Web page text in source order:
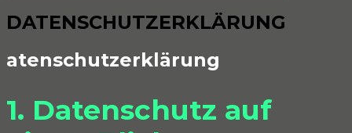
DATENSCHUTZERKLÄRUNG
atenschutz­erklärung
1. Datenschutz auf